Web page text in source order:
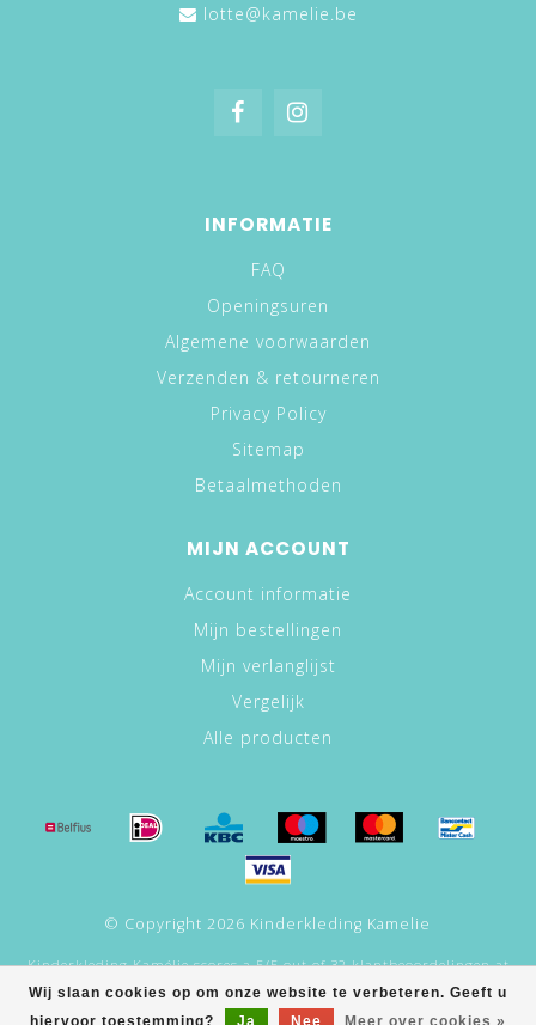
Wij slaan cookies op om onze website te verbeteren. Geeft u
hiervoor toestemming?
Ja Nee Meer over cookies »
lotte@kamelie.be
INFORMATIE
FAQ
Openingsuren
Algemene voorwaarden
Verzenden & retourneren
Privacy Policy
Sitemap
Betaalmethoden
MIJN ACCOUNT
Account informatie
Mijn bestellingen
Mijn verlanglijst
Vergelijk
Alle producten
© Copyright 2026 Kinderkleding Kamelie
Kinderkleding Kaméliescores a 5/5out of32klantbeoordelingen at
Google.